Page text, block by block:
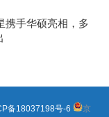
携手华硕亮相，多
备18037198号-6 京